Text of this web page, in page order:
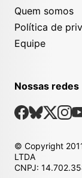
Quem somos
Política de
Equipe
Nossas redes
Nossas Redes
Facebook
Bsky
X
© Copyright
LTDA
CNPJ: